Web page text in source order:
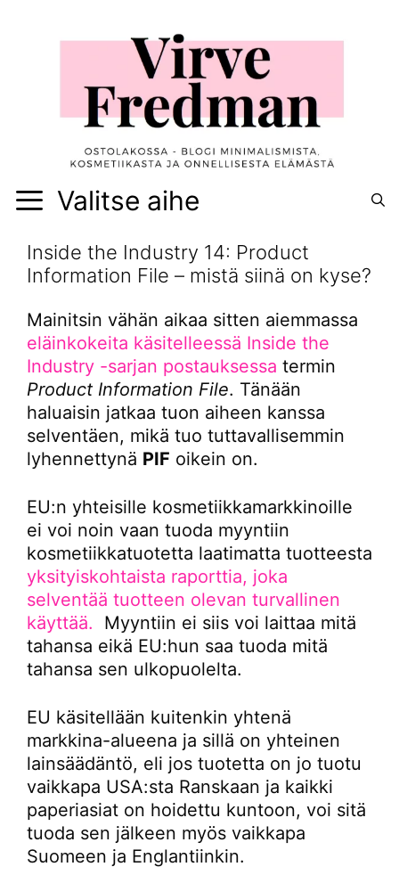
Valitse aihe
Inside the Industry 14: Product
Information File – mistä siinä on kyse?
Mainitsin vähän aikaa sitten aiemmassa
eläinkokeita käsitelleessä Inside the
Industry -sarjan postauksessa termin
Product Information File. Tänään
haluaisin jatkaa tuon aiheen kanssa
selventäen, mikä tuo tuttavallisemmin
lyhennettynä PIF oikein on.
EU:n yhteisille kosmetiikkamarkkinoille
ei voi noin vaan tuoda myyntiin
kosmetiikkatuotetta laatimatta tuotteesta
yksityiskohtaista raporttia, joka
selventää tuotteen olevan turvallinen
käyttää.
Myyntiin ei siis voi laittaa mitä
tahansa eikä EU:hun saa tuoda mitä
tahansa sen ulkopuolelta.
EU käsitellään kuitenkin yhtenä
markkina-alueena ja sillä on yhteinen
lainsäädäntö, eli jos tuotetta on jo tuotu
vaikkapa USA:sta Ranskaan ja kaikki
paperiasiat on hoidettu kuntoon, voi sitä
tuoda sen jälkeen myös vaikkapa
Suomeen ja Englantiinkin.